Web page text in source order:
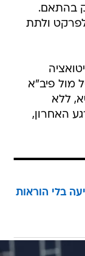
בהתאם.
ולתת
מול פיב"א
ללא
האחרון,
בלי הוראות